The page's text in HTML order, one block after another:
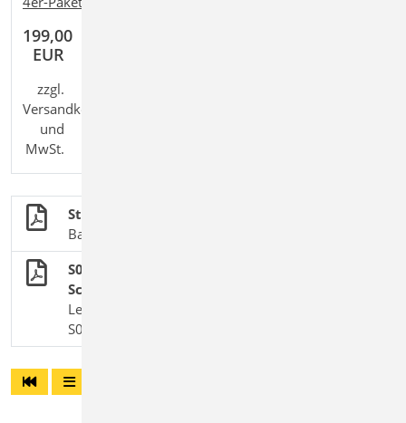
199,00
EUR
zzgl.
Versandkosten
und
MwSt.
Stahlbau
BauStatik-Module nach DIN EN 1993-1-1
S062 Stahl-Trägeranschluss mit
Schweißnähten, DIN 18800 (11/90)
Leistungsbeschreibung des BauStatik-Moduls
S062 | Vorgänger-Modul zu S721.de